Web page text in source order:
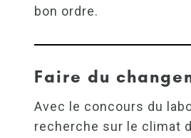
bon ordre.
Faire du
Avec le concours du
recherche sur le climat